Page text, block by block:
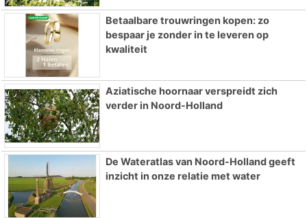
Betaalbare trouwringen kopen: zo
bespaar je zonder in te leveren op
kwaliteit
Aziatische hoornaar verspreidt zich
verder in Noord-Holland
De Wateratlas van Noord-Holland geeft
inzicht in onze relatie met water